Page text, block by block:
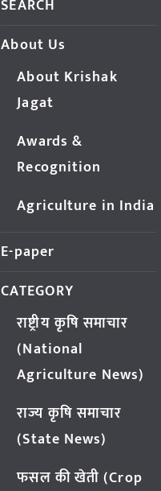
SEARCH
About Us
About Krishak
Jagat
Awards &
Recognition
Agriculture in India
E-paper
CATEGORY
राष्ट्रीय कृषि समाचार
(National
Agriculture News)
राज्य कृषि समाचार
(State News)
फसल की खेती (Crop